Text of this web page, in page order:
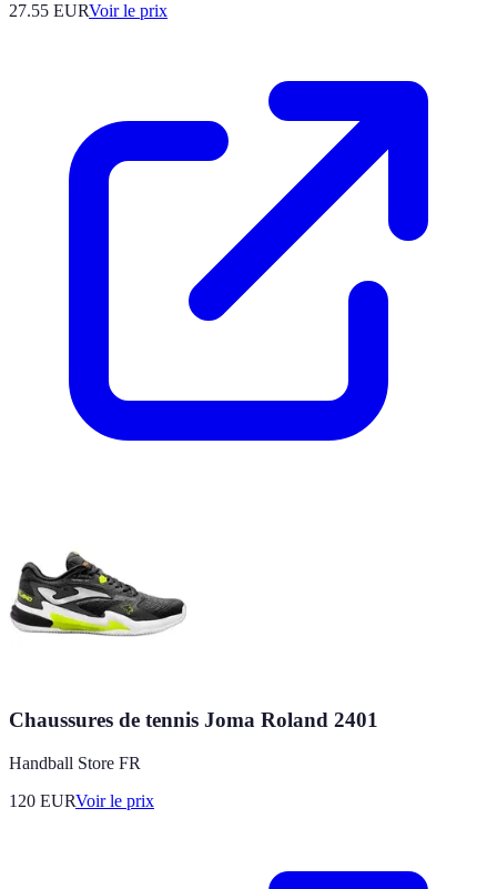
27.55 EURVoir le prix
Chaussures de tennis Joma Roland 2401
Handball Store FR
120 EURVoir le prix